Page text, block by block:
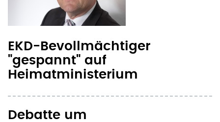
EKD-Bevollmächtiger
"gespannt" auf
Heimatministerium
Debatte um